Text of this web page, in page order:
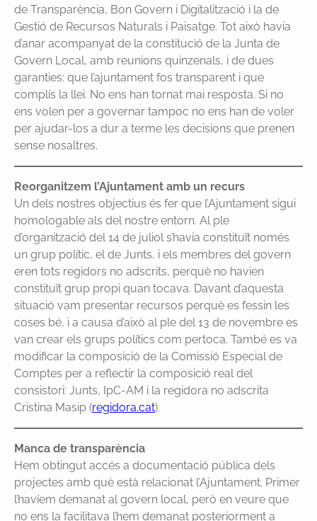
de Transparència, Bon Govern i Digitalització i la de
Gestió de Recursos Naturals i Paisatge. Tot això havia
d’anar acompanyat de la constitució de la Junta de
Govern Local, amb reunions quinzenals, i de dues
garanties: que l’ajuntament fos transparent i que
complís la llei. No ens han tornat mai resposta. Si no
ens volen per a governar tampoc no ens han de voler
per ajudar-los a dur a terme les decisions que prenen
sense nosaltres.
Reorganitzem l’Ajuntament amb un recurs
Un dels nostres objectius és fer que l’Ajuntament sigui
homologable als del nostre entorn. Al ple
d’organització del 14 de juliol s’havia constituït només
un grup polític, el de Junts, i els membres del govern
eren tots regidors no adscrits, perquè no havien
constituït grup propi quan tocava. Davant d’aquesta
situació vam presentar recursos perquè es fessin les
coses bé, i a causa d’això al ple del 13 de novembre es
van crear els grups polítics com pertoca. També es va
modificar la composició de la Comissió Especial de
Comptes per a reflectir la composició real del
consistori: Junts, IpC-AM i la regidora no adscrita
Cristina Masip (regidora.cat).
Manca de transparència
Hem obtingut accés a documentació pública dels
projectes amb què està relacionat l’Ajuntament. Primer
l’havíem demanat al govern local, però en veure que
no ens la facilitava l’hem demanat posteriorment a